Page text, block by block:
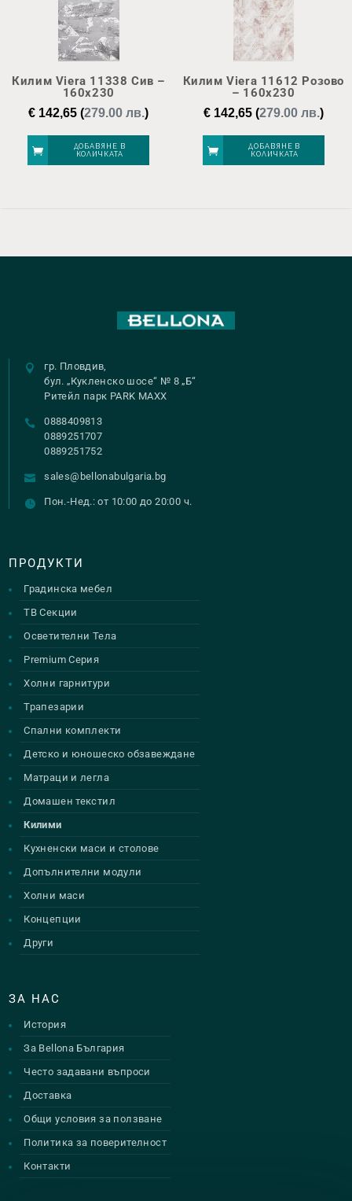
Килим Viera 11338 Сив –
160х230
€ 142,65 (279.00 лв.)
ДОБАВЯНЕ В
КОЛИЧКАТА
Килим Viera 11612 Розово
– 160х230
€142,65(279.00 лв.)
ДОБАВЯНЕ В
КОЛИЧКАТА
гр. Пловдив,
бул. „Кукленско шосе“ № 8 „Б“
Ритейл парк PARK MAXX
0888409813
0889251707
0889251752
sales@bellonabulgaria.bg
Пон.-Нед.: от 10:00 до 20:00 ч.
ПРОДУКТИ
Градинска мебел
ТВ Секции
Осветителни Тела
Premium Серия
Холни гарнитури
Трапезарии
Спални комплекти
Детско и юношеско обзавеждане
Матраци и легла
Домашен текстил
Килими
Кухненски маси и столове
Допълнителни модули
Холни маси
Концепции
Други
ЗА НАС
История
За Bellona България
Често задавани въпроси
Доставка
Общи условия за ползване
Политика за поверителност
Контакти